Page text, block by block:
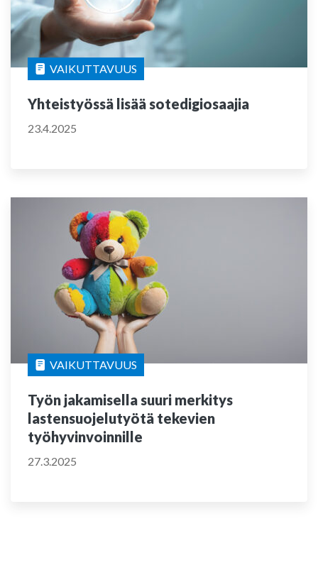
VAIKUTTAVUUS
Yhteistyössä lisää sotedigiosaajia
23.4.2025
VAIKUTTAVUUS
Työn jakamisella suuri merkitys
lastensuojelutyötä tekevien
työhyvinvoinnille
27.3.2025